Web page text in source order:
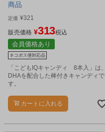
商品
定価 ¥321
販売価格 ¥313税込
会員価格あり
ネコポス便対応品
「こどもIQキャンディ 8本入」は、
DHAを配合した棒付きキャンディで
す。
カートに入れる